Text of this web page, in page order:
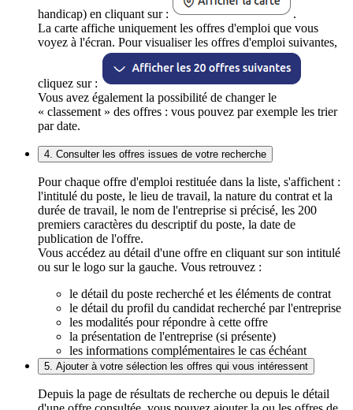
handicap) en cliquant sur :
.
La carte affiche uniquement les offres d'emploi que vous
voyez à l'écran. Pour visualiser les offres d'emploi suivantes,
cliquez sur :
Vous avez également la possibilité de changer le
« classement » des offres : vous pouvez par exemple les trier
par date.
4. Consulter les offres issues de votre recherche
Pour chaque offre d'emploi restituée dans la liste, s'affichent :
l'intitulé du poste, le lieu de travail, la nature du contrat et la
durée de travail, le nom de l'entreprise si précisé, les 200
premiers caractères du descriptif du poste, la date de
publication de l'offre.
Vous accédez au détail d'une offre en cliquant sur son intitulé
ou sur le logo sur la gauche. Vous retrouvez :
le détail du poste recherché et les éléments de contrat
le détail du profil du candidat recherché par l'entreprise
les modalités pour répondre à cette offre
la présentation de l'entreprise (si présente)
les informations complémentaires le cas échéant
5. Ajouter à votre sélection les offres qui vous intéressent
Depuis la page de résultats de recherche ou depuis le détail